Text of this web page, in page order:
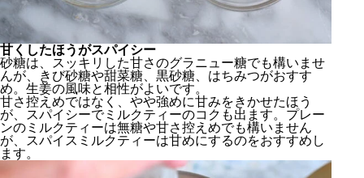
甘くしたほうがスパイシー
砂糖は、スッキリした甘さのグラニュー糖でも構いませ
んが、きび砂糖や甜菜糖、黒砂糖、はちみつがおすす
め。生姜の風味と相性がよいです。
甘さ控えめではなく、やや強めに甘みをきかせたほう
が、スパイシーでミルクティーのコクも出ます。プレー
ンのミルクティーは無糖や甘さ控えめでも構いません
が、スパイスミルクティーは甘めにするのをおすすめし
ます。